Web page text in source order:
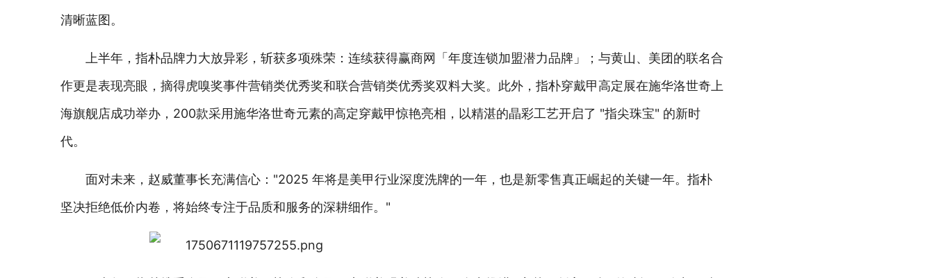
清晰蓝图。
上半年，指朴品牌力大放异彩，斩获多项殊荣：连续获得赢商网「年度连锁加盟潜力品牌」；与黄山、美团的联名合
作更是表现亮眼，摘得虎嗅奖事件营销类优秀奖和联合营销类优秀奖双料大奖。此外，指朴穿戴甲高定展在施华洛世奇上
海旗舰店成功举办，200款采用施华洛世奇元素的高定穿戴甲惊艳亮相，以精湛的晶彩工艺开启了 "指尖珠宝" 的新时
代。
面对未来，赵威董事长充满信心："2025 年将是美甲行业深度洗牌的一年，也是新零售真正崛起的关键一年。指朴
坚决拒绝低价内卷，将始终专注于品质和服务的深耕细作。"